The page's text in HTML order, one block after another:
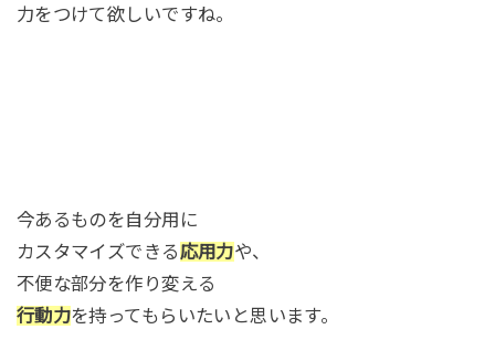
力をつけて欲しいですね。
今あるものを自分用に
カスタマイズできる 応用力や、
不便な部分を作り変える
行動力を持ってもらいたいと思います。